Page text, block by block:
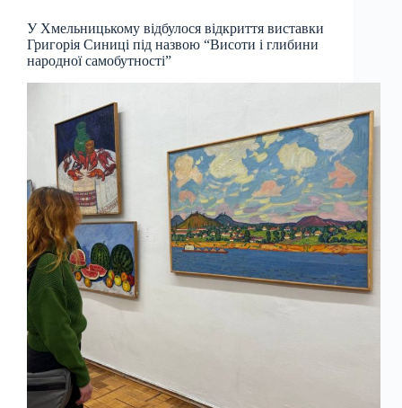
У Хмельницькому відбулося відкриття виставки
Григорія Синиці під назвою “Висоти і глибини
народної самобутності”